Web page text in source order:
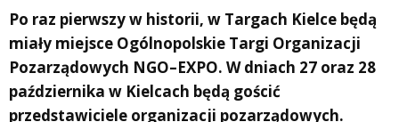
Po raz pierwszy w historii, w Targach Kielce będą
miały miejsce Ogólnopolskie Targi Organizacji
Pozarządowych NGO–EXPO. W dniach 27 oraz 28
października w Kielcach będą gościć
przedstawiciele organizacji pozarządowych.